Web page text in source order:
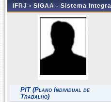
IFRJ › SIGAA - Sistema
PIT (Plano Individual de
Trabalho)